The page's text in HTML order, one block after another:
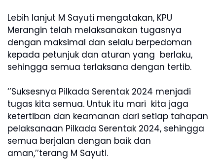
Lebih lanjut M Sayuti mengatakan, KPU
Merangin telah melaksanakan tugasnya
dengan maksimal dan selalu berpedoman
kepada petunjuk dan aturan yang berlaku,
sehingga semua terlaksana dengan tertib.
‘’Suksesnya Pilkada Serentak 2024 menjadi
tugas kita semua. Untuk itu mari kita jaga
ketertiban dan keamanan dari setiap tahapan
pelaksanaan Pilkada Serentak 2024, sehingga
semua berjalan dengan baik dan
aman,’’terang M Sayuti.